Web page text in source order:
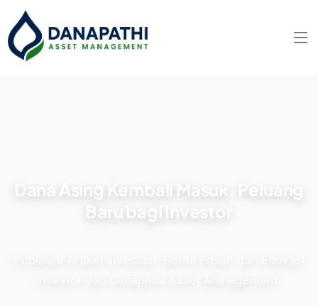
Dana Asing Kembali Masuk, Peluang
Baru bagi Investor